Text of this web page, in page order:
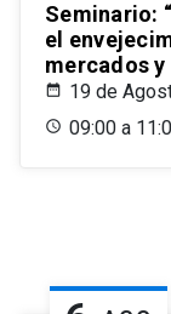
Seminario:
el
mercados
19 de
09:00 a